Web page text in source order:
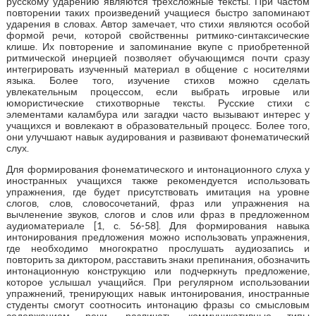
повторении таких произведений учащиеся быстро запоминают
ударения в словах. Автор замечает, что стихи являются особой
формой речи, которой свойственны ритмико-синтаксические
клише. Их повторение и запоминание вкупе с приобретенной
ритмической инерцией позволяет обучающимся почти сразу
интегрировать изученный материал в общение с носителями
языка. Более того, изучение стихов можно сделать
увлекательным процессом, если выбрать игровые или
юмористические стихотворные тексты. Русские стихи с
элементами каламбура или загадки часто вызывают интерес у
учащихся и вовлекают в образовательный процесс. Более того,
они улучшают навык аудирования и развивают фонематический
слух.
Для формирования фонематического и интонационного слуха у
иностранных учащихся также рекомендуется использовать
упражнения, где будет присутствовать имитация на уровне
слогов, слов, словосочетаний, фраз или упражнения на
вычленение звуков, слогов и слов или фраз в предложенном
аудиоматериале [1, с. 56-58]. Для формирования навыка
интонирования предложения можно использовать упражнения,
где необходимо многократно прослушать аудиозапись и
повторить за диктором, расставить знаки препинания, обозначить
интонационную конструкцию или подчеркнуть предложение,
которое услышал учащийся. При регулярном использовании
упражнений, тренирующих навык интонирования, иностранные
студенты смогут соотносить интонацию фразы со смысловым